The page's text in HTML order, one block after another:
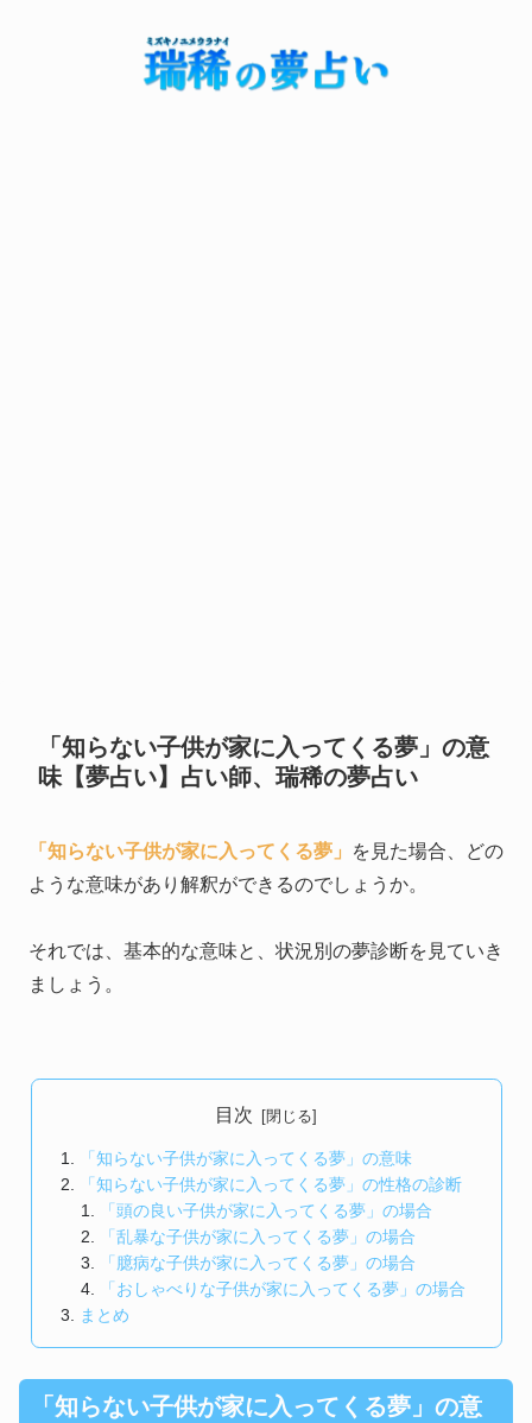
「知らない子供が家に入ってくる夢」の意
味【夢占い】占い師、瑞稀の夢占い
「知らない子供が家に入ってくる夢」
を見た場合、どの
ような意味があり解釈ができるのでしょうか。
それでは、基本的な意味と、状況別の夢診断を見ていき
ましょう。
目次
「知らない子供が家に入ってくる夢」の意味
「知らない子供が家に入ってくる夢」の性格の診断
「頭の良い子供が家に入ってくる夢」の場合
「乱暴な子供が家に入ってくる夢」の場合
「臆病な子供が家に入ってくる夢」の場合
「おしゃべりな子供が家に入ってくる夢」の場合
まとめ
「知らない子供が家に入ってくる夢」の意